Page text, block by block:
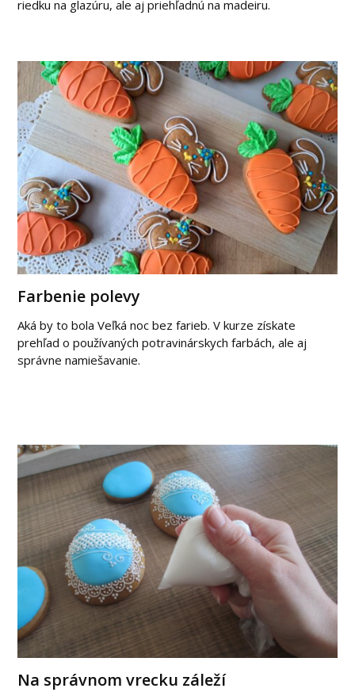
riedku na glazúru, ale aj priehľadnú na madeiru.
Farbenie polevy
Aká by to bola Veľká noc bez farieb. V kurze získate
prehľad o používaných potravinárskych farbách, ale aj
správne namiešavanie.
Na správnom vrecku záleží